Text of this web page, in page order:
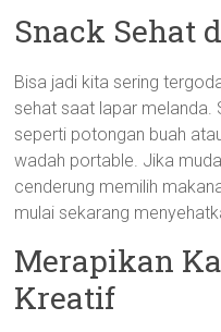
Snack Sehat
Bisa jadi kita sering
sehat saat lapar melanda.
seperti potongan buah
wadah portable. Jika
cenderung memilih
mulai sekarang
Merapikan
Kreatif